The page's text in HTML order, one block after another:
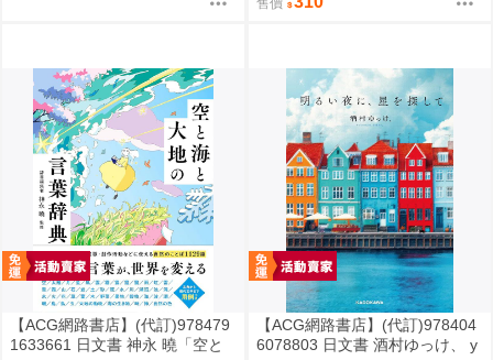
【ACG網路書店】(代訂)978479
1633661 日文書 神永 曉「空と
【ACG網路書店】(代訂)978404
6078803 日文書 酒村ゆっけ、 y